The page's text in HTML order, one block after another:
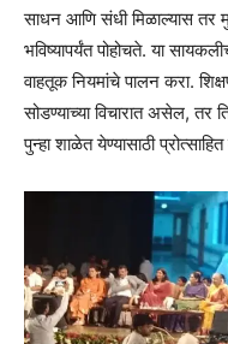
साधन आणि संधी मिळाल्यास तर
भविष्यापर्यंत पोहोचते. या
वाहतूक नियमांचे पालन करा.
सोडण्याच्या विचारात असेल, तर
पुन्हा शाळेत येण्यासाठी